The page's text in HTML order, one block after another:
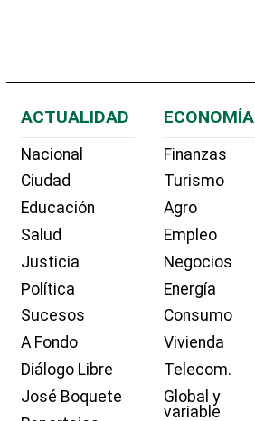
ACTUALIDAD
Nacional
Ciudad
Educación
Salud
Justicia
Política
Sucesos
A Fondo
Diálogo Libre
José Boquete
ECONOMÍA
Finanzas
Turismo
Agro
Empleo
Negocios
Energía
Consumo
Vivienda
Telecom.
Global y
variable